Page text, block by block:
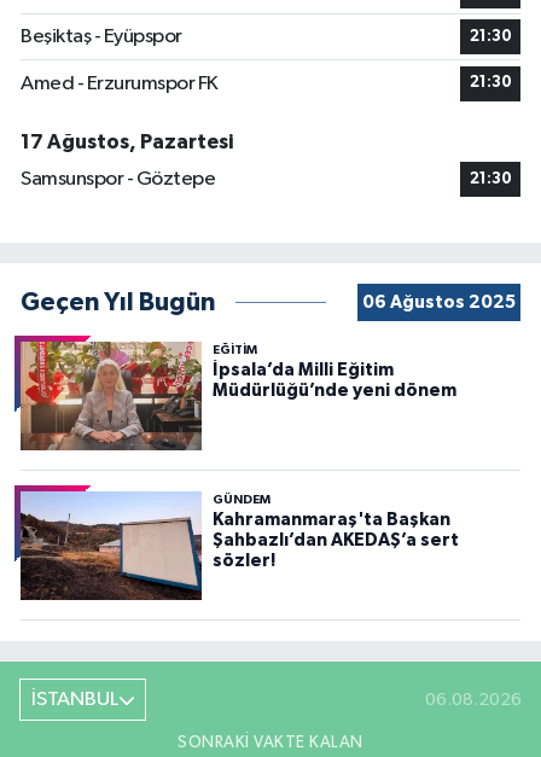
Beşiktaş - Eyüpspor 21:30
Amed - Erzurumspor FK 21:30
17 Ağustos, Pazartesi
Samsunspor - Göztepe
21:30
Geçen Yıl Bugün 06 Ağustos 2025
EĞİTİM
İpsala’da Milli Eğitim
Müdürlüğü’nde yeni dönem
GÜNDEM
Kahramanmaraş'ta Başkan
Şahbazlı’dan AKEDAŞ’a sert
sözler!
İSTANBUL 06.08.2026
SONRAKI VAKTE KALAN